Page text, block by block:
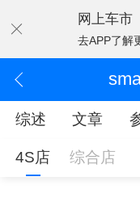
网上车市
去APP了解
综述 文章
4S店 综合店